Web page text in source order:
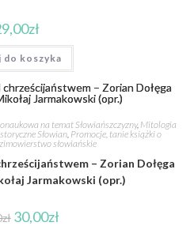
zł
do koszyka
na temat Słowiańszczyzny, Mitologia
Słowian Promocje, tanie książki o
słowiańskie
– Zorian Dołęga
Jarmakowski (opr.)
zł 30,00zł